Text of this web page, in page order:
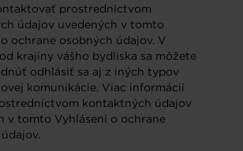
prostredníctvom
údajov uvedených v tomto
ochrane osobných údajov. V
krajiny vášho bydliska sa môžete
odhlásiť sa aj z iných typov
komunikácie. Viac informácií
kontaktných údajov
v tomto Vyhlásení o ochrane